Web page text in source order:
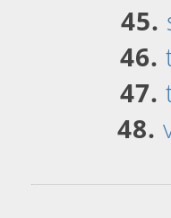
45.
46.
47.
48.